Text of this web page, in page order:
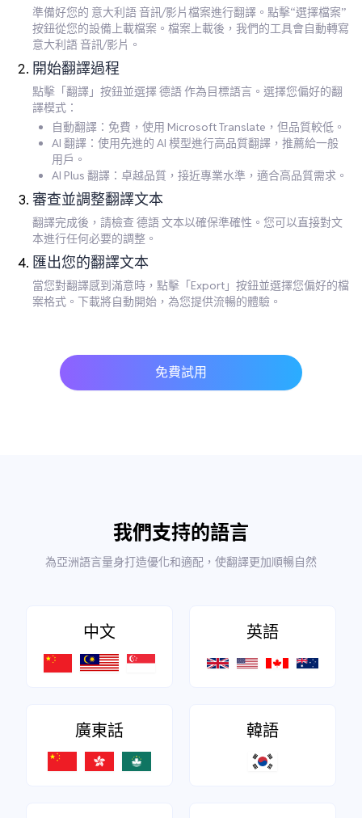
準備好您的 意大利語 音訊/影片檔案進行翻譯。點擊“選擇檔案”
按鈕從您的設備上載檔案。檔案上載後，我們的工具會自動轉寫
意大利語 音訊/影片。
開始翻譯過程
點擊「翻譯」按鈕並選擇 德語 作為目標語言。選擇您偏好的翻
譯模式：
自動翻譯：免費，使用 Microsoft Translate，但品質較低。
AI 翻譯：使用先進的 AI 模型進行高品質翻譯，推薦給一般
用戶。
AI Plus 翻譯：卓越品質，接近專業水準，適合高品質需求。
審查並調整翻譯文本
翻譯完成後，請檢查 德語 文本以確保準確性。您可以直接對文
本進行任何必要的調整。
匯出您的翻譯文本
當您對翻譯感到滿意時，點擊「Export」按鈕並選擇您偏好的檔
案格式。下載將自動開始，為您提供流暢的體驗。
免費試用
我們支持的語言
為亞洲語言量身打造優化和適配，使翻譯更加順暢自然
中文 英語
廣東話 韓語